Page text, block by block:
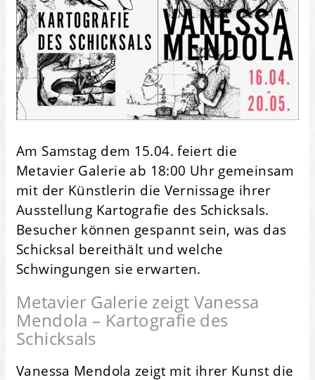
Am Samstag dem 15.04. feiert die
Metavier Galerie ab 18:00 Uhr gemeinsam
mit der Künstlerin die Vernissage ihrer
Ausstellung Kartografie des Schicksals.
Besucher können gespannt sein, was das
Schicksal bereithält und welche
Schwingungen sie erwarten.
Metavier Galerie zeigt Vanessa
Mendola – Kartografie des
Schicksals
Vanessa Mendola zeigt mit ihrer Kunst die